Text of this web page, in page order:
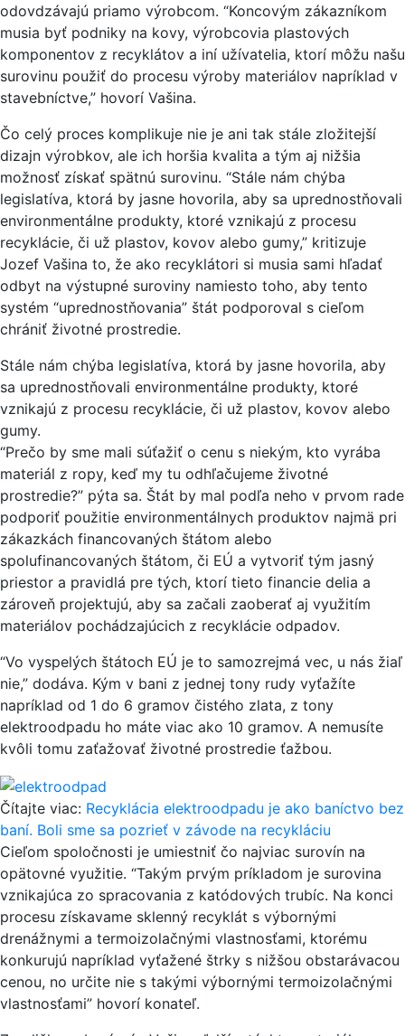
odovdzávajú priamo výrobcom. “Koncovým zákazníkom
musia byť podniky na kovy, výrobcovia plastových
komponentov z recyklátov a iní užívatelia, ktorí môžu našu
surovinu použiť do procesu výroby materiálov napríklad v
stavebníctve,” hovorí Vašina.
Čo celý proces komplikuje nie je ani tak stále zložitejší
dizajn výrobkov, ale ich horšia kvalita a tým aj nižšia
možnosť získať spätnú surovinu. “Stále nám chýba
legislatíva, ktorá by jasne hovorila, aby sa uprednostňovali
environmentálne produkty, ktoré vznikajú z procesu
recyklácie, či už plastov, kovov alebo gumy,” kritizuje
Jozef Vašina to, že ako recyklátori si musia sami hľadať
odbyt na výstupné suroviny namiesto toho, aby tento
systém “uprednostňovania” štát podporoval s cieľom
chrániť životné prostredie.
Stále nám chýba legislatíva, ktorá by jasne hovorila, aby
sa uprednostňovali environmentálne produkty, ktoré
vznikajú z procesu recyklácie, či už plastov, kovov alebo
gumy.
“Prečo by sme mali súťažiť o cenu s niekým, kto vyrába
materiál z ropy, keď my tu odhľačujeme životné
prostredie?” pýta sa. Štát by mal podľa neho v prvom rade
podporiť použitie environmentálnych produktov najmä pri
zákazkách financovaných štátom alebo
spolufinancovaných štátom, či EÚ a vytvoriť tým jasný
priestor a pravidlá pre tých, ktorí tieto financie delia a
zároveň projektujú, aby sa začali zaoberať aj využitím
materiálov pochádzajúcich z recyklácie odpadov.
“Vo vyspelých štátoch EÚ je to samozrejmá vec, u nás žiaľ
nie,” dodáva. Kým v bani z jednej tony rudy vyťažíte
napríklad od 1 do 6 gramov čistého zlata, z tony
elektroodpadu ho máte viac ako 10 gramov. A nemusíte
kvôli tomu zaťažovať životné prostredie ťažbou.
Čítajte viac: Recyklácia elektroodpadu je ako baníctvo bez
baní. Boli sme sa pozrieť v závode na recykláciu
Cieľom spoločnosti je umiestniť čo najviac surovín na
opätovné využitie. “Takým prvým príkladom je surovina
vznikajúca zo spracovania z katódových trubíc. Na konci
procesu získavame sklenný recyklát s výbornými
drenážnymi a termoizolačnými vlastnosťami, ktorému
konkurujú napríklad vyťažené štrky s nižšou obstarávacou
cenou, no určite nie s takými výbornými termoizolačnými
vlastnosťami” hovorí konateľ.